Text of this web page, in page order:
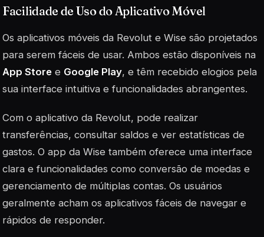
Facilidade de Uso do Aplicativo Móvel
Os aplicativos móveis da Revolut e Wise são projetados
para serem fáceis de usar. Ambos estão disponíveis na
App Store e Google Play, e têm recebido elogios pela
sua interface intuitiva e funcionalidades abrangentes.
Com o aplicativo da Revolut, pode realizar
transferências, consultar saldos e ver estatísticas de
gastos. O app da Wise também oferece uma interface
clara e funcionalidades como conversão de moedas e
gerenciamento de múltiplas contas. Os usuários
geralmente acham os aplicativos fáceis de navegar e
rápidos de responder.